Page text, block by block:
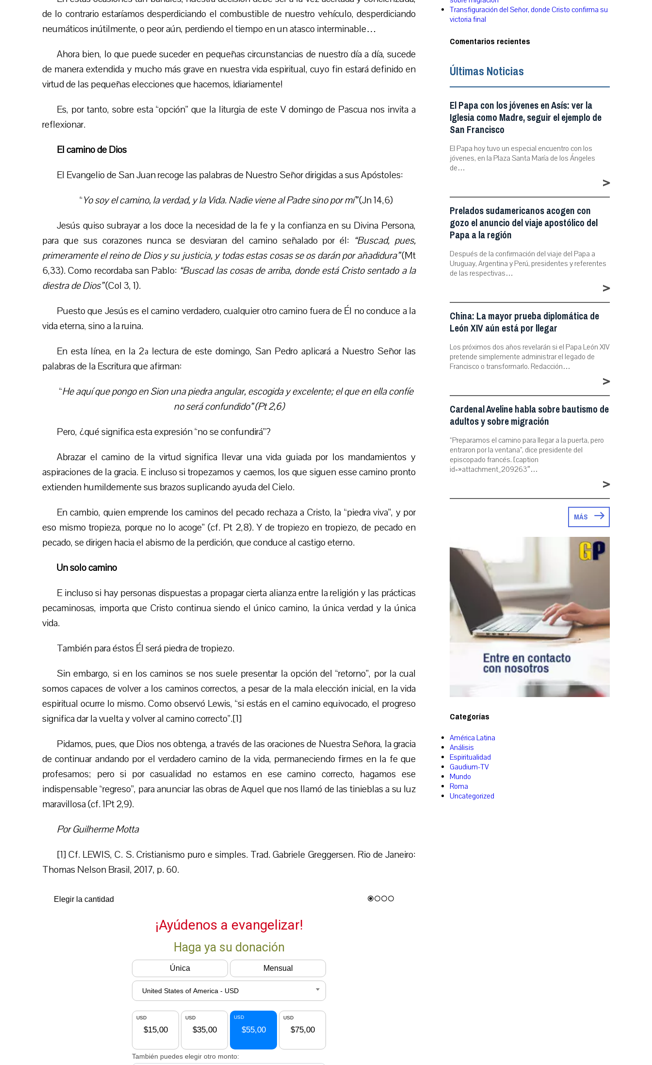
de lo contrario estaríamos desperdiciando el combustible de nuestro vehículo, desperdiciando
neumáticos inútilmente, o peor aún, perdiendo el tiempo en un atasco interminable…
Ahora bien, lo que puede suceder en pequeñas circunstancias de nuestro día a día, sucede
de manera extendida y mucho más grave en nuestra vida espiritual, cuyo fin estará definido en
virtud de las pequeñas elecciones que hacemos, ¡diariamente!
Es, por tanto, sobre esta “opción” que la liturgia de este V domingo de Pascua nos invita a
reflexionar.
El camino de Dios
El Evangelio de San Juan recoge las palabras de Nuestro Señor dirigidas a sus Apóstoles:
“Yo soy el camino, la verdad, y la Vida. Nadie viene al Padre sino por mí”(Jn 14,6)
Jesús quiso subrayar a los doce la necesidad de la fe y la confianza en su Divina Persona,
para que sus corazones nunca se desviaran del camino señalado por él: “Buscad, pues,
primeramente el reino de Dios y su justicia, y todas estas cosas se os darán por añadidura”(Mt
6,33). Como recordaba san Pablo: “Buscad las cosas de arriba, donde está Cristo sentado a la
diestra de Dios”(Col 3, 1).
Puesto que Jesús es el camino verdadero, cualquier otro camino fuera de Él no conduce a la
vida eterna, sino a la ruina.
En esta línea, en la 2ª lectura de este domingo, San Pedro aplicará a Nuestro Señor las
palabras de la Escritura que afirman:
“He aquíquepongo en Sion una piedra angular, escogida y excelente; el que en ella confíe
no seráconfundido” (Pt 2,6)
Pero, ¿qué significa esta expresión “no se confundirá”?
Abrazar el camino de la virtud significa llevar una vida guiada por los mandamientos y
aspiraciones de la gracia. E incluso si tropezamos y caemos, los que siguen esse camino pronto
extienden humildemente sus brazos suplicando ayuda del Cielo.
En cambio, quien emprende los caminos del pecado rechaza a Cristo, la “piedra viva”, y por
eso mismo tropieza, porque no lo acoge” (cf. Pt 2,8). Y de tropiezo en tropiezo, de pecado en
pecado, se dirigen hacia el abismo de la perdición, que conduce al castigo eterno.
Un solo camino
E incluso si hay personas dispuestas a propagar cierta alianza entre la religión y las prácticas
pecaminosas, importa que Cristo continua siendo el único camino, la única verdad y la única
vida.
También para éstos Él será piedra de tropiezo.
Sin embargo, si en los caminos se nos suele presentar la opción del “retorno”, por la cual
somos capaces de volver a los caminos correctos, a pesar de la mala elección inicial, en la vida
espiritual ocurre lo mismo. Como observó Lewis, “si estás en el camino equivocado, el progreso
significa dar la vuelta y volver al camino correcto”.[1]
Pidamos, pues, que Dios nos obtenga, a través de las oraciones de Nuestra Señora, la gracia
de continuar andando por el verdadero camino de la vida, permaneciendo firmes en la fe que
profesamos; pero si por casualidad no estamos en ese camino correcto, hagamos ese
indispensable “regreso”, para anunciar las obras de Aquel que nos llamó de las tinieblas a su luz
maravillosa (cf. 1Pt 2,9).
Por Guilherme Motta
[1] Cf. LEWIS, C. S. Cristianismo puro e simples. Trad. Gabriele Greggersen. Rio de Janeiro:
Thomas Nelson Brasil, 2017, p. 60.
Transfiguración del Señor, donde Cristo confirma su
victoria final
Comentarios recientes
Últimas Noticias
El Papa con los jóvenes en Asís: ver la
Iglesia como Madre, seguir el ejemplo de
San Francisco
El Papa hoy tuvo un especial encuentro con los
jóvenes, en la Plaza Santa María de los Ángeles
de…
>
Prelados sudamericanos acogen con
gozo el anuncio del viaje apostólico del
Papa a la región
Después de la confirmación del viaje del Papa a
Uruguay, Argentina y Perú, presidentes y referentes
de las respectivas…
>
China: La mayor prueba diplomática de
León XIV aún está por llegar
Los próximos dos años revelarán si el Papa León XIV
pretende simplemente administrar el legado de
Francisco o transformarlo. Redacción…
>
Cardenal Aveline habla sobre bautismo de
adultos y sobre migración
“Preparamos el camino para llegar a la puerta, pero
entraron por la ventana”, dice presidente del
episcopado francés. [caption
id=»attachment_209263″…
>
MÁS
Categorías
América Latina
Análisis
Espiritualidad
Gaudium-TV
Mundo
Roma
Uncategorized